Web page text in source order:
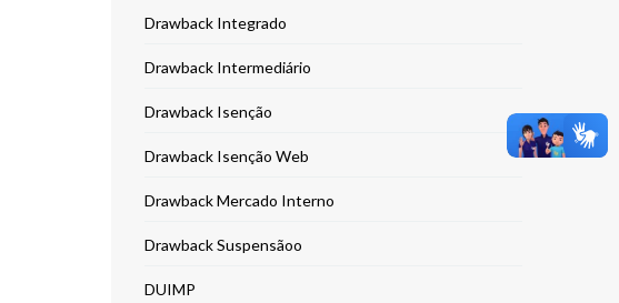
Drawback Integrado
Drawback Intermediário
Drawback Isenção
Drawback Isenção Web
Drawback Mercado Interno
Drawback Suspensãoo
DUIMP